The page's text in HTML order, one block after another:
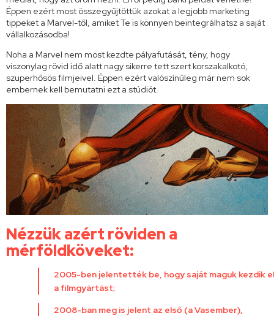
Éppen ezért most összegyűjtöttük azokat a legjobb marketing
tippeket a Marvel-től, amiket Te is könnyen beintegrálhatsz a saját
vállalkozásodba!
Noha a Marvel nem most kezdte pályafutását, tény, hogy
viszonylag rövid idő alatt nagy sikerre tett szert korszakalkotó,
szuperhősös filmjeivel. Éppen ezért valószínűleg már nem sok
embernek kell bemutatni ezt a stúdiót.
Nézzük azért röviden a
mérföldköveket:
2005-ben jelentették be, hogy saját maguk kezdik el
a filmgyártást;
2008-ban meg is jelent az első (a Vasember),